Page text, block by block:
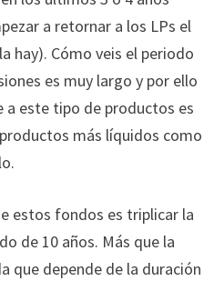
a retornar a los LPs el
hay). Cómo veis el periodo
es muy largo y por ello
a este tipo de productos es
más líquidos como
estos fondos es triplicar la
de 10 años. Más que la
que depende de la duración